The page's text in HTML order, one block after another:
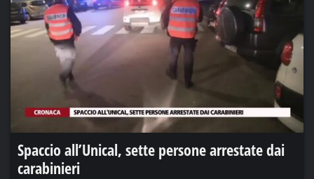
Spaccio all’Unical, sette persone arrestate dai
carabinieri